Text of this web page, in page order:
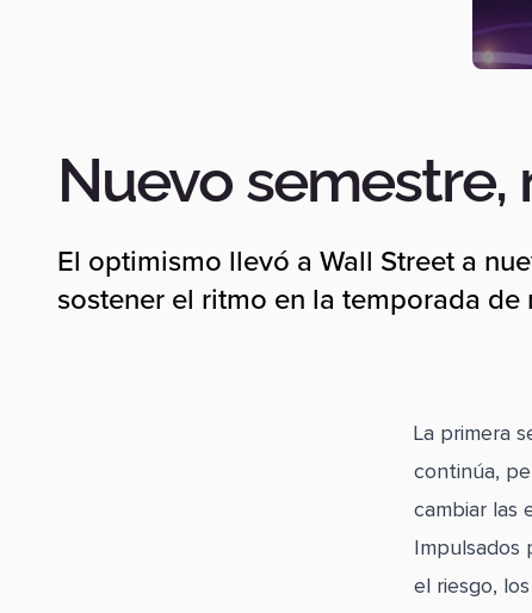
Nuevo
El optimismo llevó a Wall Street a
sostener el ritmo en la temporada de
La primera
continúa,
cambiar las
el riesgo,